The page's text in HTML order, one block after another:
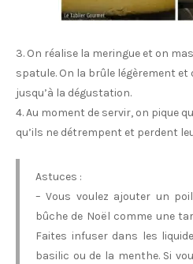
3. On réalise la meringue et on
spatule. On la brûle légèrement
jusqu’à la dégustation.
4. Au moment de servir, on pique
qu’ils ne détrempent et perdent
Astuces :
– Vous voulez ajouter un
bûche de Noël comme une
Faites infuser dans les
basilic ou de la menthe. Si